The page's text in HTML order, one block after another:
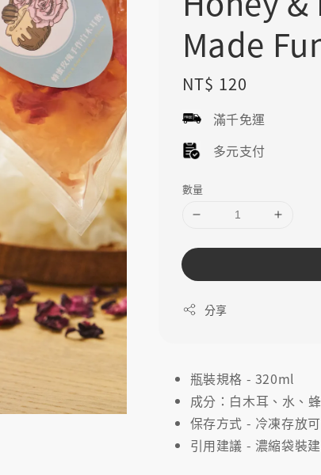
Made
Regular
NT$ 120
滿千免運
多元支付
數量
分享
瓶裝規格 - 320ml
成分：白木耳、水、
保存方式 - 冷凍存放
引用建議 - 濃縮袋裝